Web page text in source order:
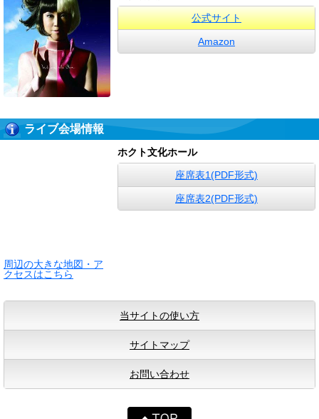
公式サイト
Amazon
ライブ会場情報
周辺の大きな地図・ア
クセスはこちら
ホクト文化ホール
座席表1(PDF形式)
座席表2(PDF形式)
当サイトの使い方
サイトマップ
お問い合わせ